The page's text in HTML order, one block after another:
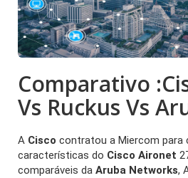
Comparativo
Vs Ruckus Vs
A Cisco contratou a Miercom para
características do Cisco Aironet
comparáveis ​​da Aruba Networks,